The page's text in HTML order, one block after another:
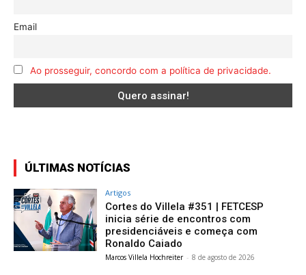
Email
Ao prosseguir, concordo com a política de privacidade.
ÚLTIMAS NOTÍCIAS
Artigos
Cortes do Villela #351 | FETCESP
inicia série de encontros com
presidenciáveis e começa com
Ronaldo Caiado
Marcos Villela Hochreiter - 8 de agosto de 2026